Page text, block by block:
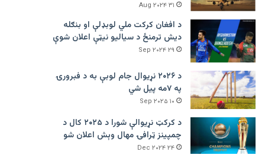
۳۱ Aug ۲۰۲۴
د افغان کرکت ملي لوبډلې او بنګله
دیش ترمنځ د سیالیو نیټې اعلان شوې
۲۹ Sep ۲۰۲۴
د ۲۰۲۶ نړیوال جام لوبې به د فبرورۍ
په ۷مه پیل شي
۱۰ Sep ۲۰۲۵
د کرکټ نړیوالې شورا د ۲۰۲۵ کال د
چمپینز ټرافۍ مهال وېش اعلان شو
۲۴ Dec ۲۰۲۴